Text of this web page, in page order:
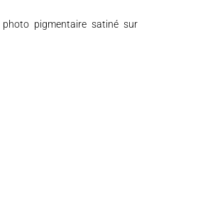
photo pigmentaire satiné sur